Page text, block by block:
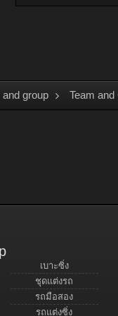
group Team and
เบาะซิ่ง
ชุดแต่งรถ
รถมือสอง
รถแต่งซิ่ง